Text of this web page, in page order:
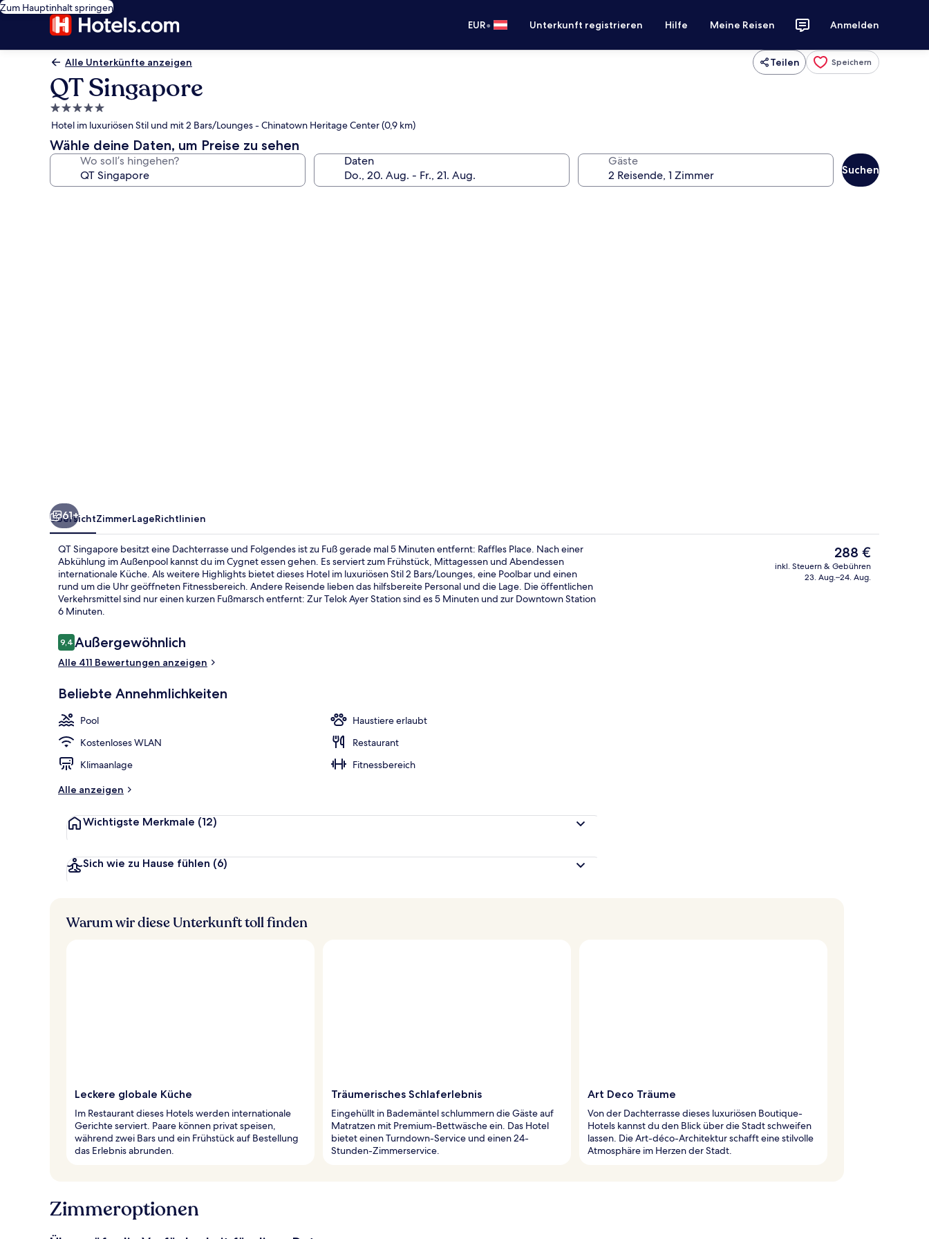
Zum Hauptinhalt springen
EUR• Unterkunft registrieren Hilfe Meine Reisen Anmelden
Alle Unterkünfte anzeigen Teilen Speichern
QT Singapore
5.0-
Sterne-
Unterkunft
Hotel im luxuriösen Stil und mit 2 Bars/Lounges - Chinatown Heritage Center (0,9 km)
Wähle deine Daten, um Preise zu sehen
Wo soll’s hingehen? Daten Gäste
Suchen
Lobby Hochwertige Bettwaren,
61+
ÜbersichtZimmerLageRichtlinien
QT Singapore besitzt eine Dachterrasse und Folgendes ist zu Fuß gerade mal 5 Minuten entfernt: Raffles Place. Nach einer
Abkühlung im Außenpool kannst du im Cygnet essen gehen. Es serviert zum Frühstück, Mittagessen und Abendessen
internationale Küche. Als weitere Highlights bietet dieses Hotel im luxuriösen Stil 2 Bars/Lounges, eine Poolbar und einen
rund um die Uhr geöffneten Fitnessbereich. Andere Reisende lieben das hilfsbereite Personal und die Lage. Die öffentlichen
Verkehrsmittel sind nur einen kurzen Fußmarsch entfernt: Zur Telok Ayer Station sind es 5 Minuten und zur Downtown Station
6 Minuten.
Bewertungen
9,49,4 von 10.
Außergewöhnlich
Alle 411 Bewertungen anzeigen
Beliebte Annehmlichkeiten
Pool
Haustiere erlaubt
Kostenloses WLAN
Restaurant
Klimaanlage
Fitnessbereich
Alle anzeigen
Wichtigste Merkmale (12)
Sich wie zu Hause fühlen (6)
Der
aktuelle
Preis
288 €
inkl. Steuern & Gebühren
23. Aug.–24. Aug.
Warum wir diese Unterkunft toll finden
Leckere globale Küche
Im Restaurant dieses Hotels werden internationale
Gerichte serviert. Paare können privat speisen,
während zwei Bars und ein Frühstück auf Bestellung
das Erlebnis abrunden.
Träumerisches Schlaferlebnis
Eingehüllt in Bademäntel schlummern die Gäste auf
Matratzen mit Premium-Bettwäsche ein. Das Hotel
bietet einen Turndown-Service und einen 24-
Stunden-Zimmerservice.
Art Deco Träume
Von der Dachterrasse dieses luxuriösen Boutique-
Hotels kannst du den Blick über die Stadt schweifen
lassen. Die Art-déco-Architektur schafft eine stilvolle
Atmosphäre im Herzen der Stadt.
Zimmeroptionen